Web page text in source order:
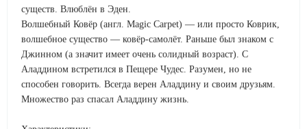
существ. Влюблён в Эден.
Волшебный Ковёр (англ. Magic Carpet) — или просто Коврик,
волшебное существо — ковёр-самолёт. Раньше был знаком с
Джинном (а значит имеет очень солидный возраст). С
Аладдином встретился в Пещере Чудес. Разумен, но не
способен говорить. Всегда верен Аладдину и своим друзьям.
Множество раз спасал Аладдину жизнь.